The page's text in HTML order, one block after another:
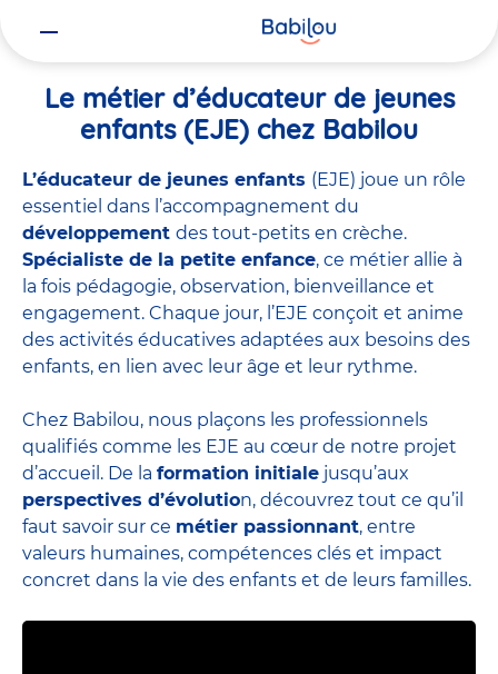
Le métier d’éducateur de jeunes
enfants (EJE) chez Babilou
L’éducateur de jeunes enfants (EJE) joue un rôle
essentiel dans l’accompagnement du
développement des tout-petits en crèche.
Spécialiste de la petite enfance, ce métier allie à
la fois pédagogie, observation, bienveillance et
engagement. Chaque jour, l’EJE conçoit et anime
des activités éducatives adaptées aux besoins des
enfants, en lien avec leur âge et leur rythme.
Chez Babilou, nous plaçons les professionnels
qualifiés comme les EJE au cœur de notre projet
d’accueil. De la formation initiale jusqu’aux
perspectives d’évolution, découvrez tout ce qu’il
faut savoir sur ce métier passionnant, entre
valeurs humaines, compétences clés et impact
concret dans la vie des enfants et de leurs familles.